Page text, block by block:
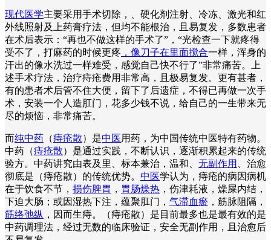
现代医学主要采用手术切除，、硬化剂注射、冷冻、激光和红
外线照射及上药膏疗法，但均不能根治，且易复发，多数患者
在术后表示：“再也不做这样的手术了”，“光检查一下就疼得
受不了，打麻药的时候更疼 ，像刀子在里面搅合一样，浑身的
汗出的像水洗过一样难受，感觉自己快不行了”非常痛苦。上
述手术疗法，治疗痔疮费用非常高，且极易复发。更有甚者，
有的患者术后管不住大便，留下了后遗症，不得已再做一次手
术，安装一个人造肛门，花多少钱不说，给自己的一生带来无
尽的烦恼，非常痛苦。
而纯中药 （痔疮散）是中医用药，为中国传统中医特有药物。
中药（痔疮散）是通过实践，不断认识，逐渐积累起来的传统
验方。中药讲究由表及里、标本兼治，温和、 无副作用
、治愈
彻底是（痔疮散）的传统优势。 中医学认为，痔疮的病因病机
在于饮食不节， 损伤脾胃 ， 胃肠燥热 ，伤津耗液，燥屎内结，
下迫大肠；或因湿热下注，蕴聚肛门， 气滞血瘀 ，筋脉阻隔，
筋络弛纵 ，因而生痔。（痔疮散）是目前最多也是最有效的是
中药调理法，经过无数的临床验证，安全无副作用，且治愈后